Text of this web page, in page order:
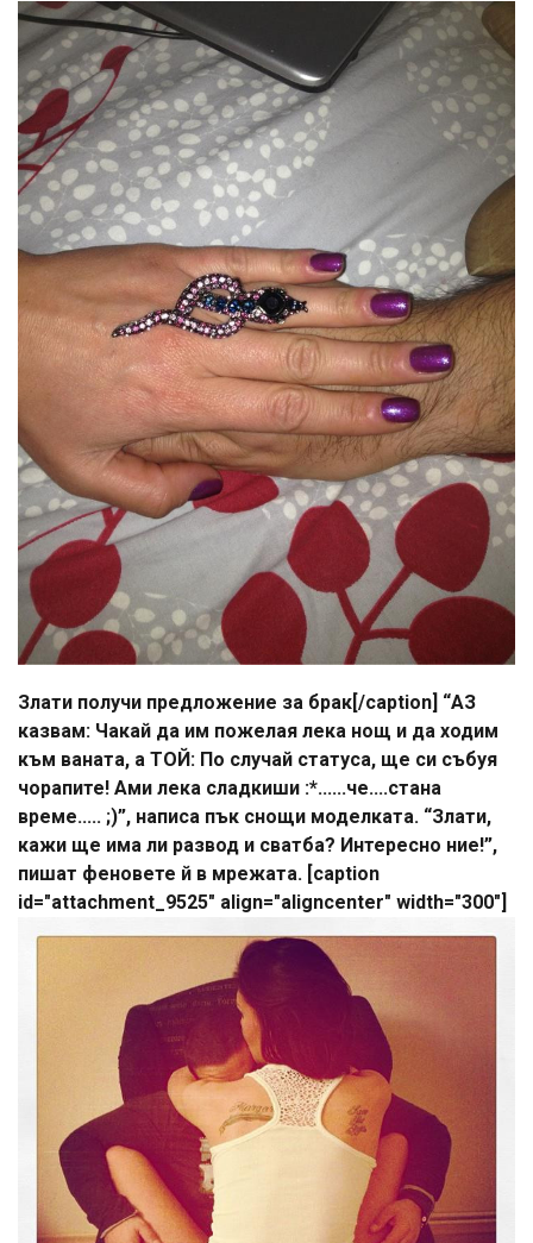
Злати получи предложение за брак[/caption] “АЗ
казвам: Чакай да им пожелая лека нощ и да ходим
към ваната, а ТОЙ: По случай статуса, ще си събуя
чорапите! Ами лека сладкиши :*......че....стана
време..... ;)”, написа пък снощи моделката. “Злати,
кажи ще има ли развод и сватба? Интересно ние!”,
пишат феновете й в мрежата. [caption
id="attachment_9525" align="aligncenter" width="300"]